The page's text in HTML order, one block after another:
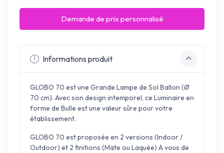
Demande de prix personnalisé
Informations produit
GLOBO 70 est une Grande Lampe de Sol Ballon (Ø
70 cm). Avec son design intemporel, ce Luminaire en
forme de Bulle est une valeur sûre pour votre
établissement.
GLOBO 70 est proposée en 2 versions (Indoor /
Outdoor) et 2 finitions (Mate ou Laquée) A vous de